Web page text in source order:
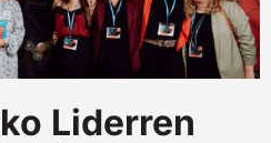
Liderren